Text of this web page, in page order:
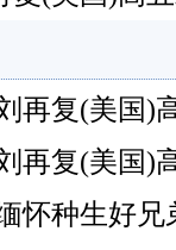
再复(美国)
再复(美国)
种生好兄